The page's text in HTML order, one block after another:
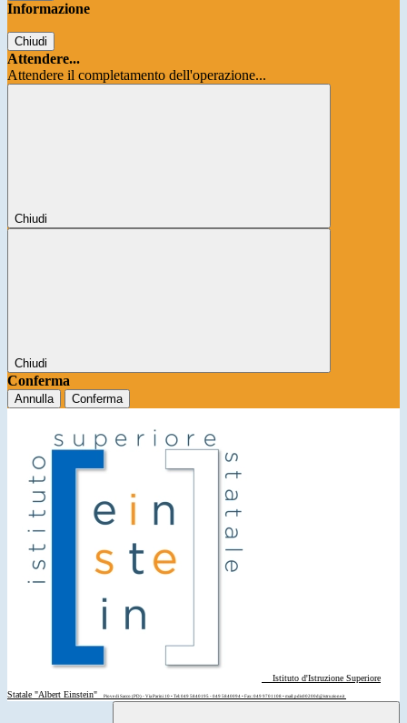
Informazione
Chiudi
Attendere...
Attendere il completamento dell'operazione...
Chiudi
Chiudi
Conferma
Annulla Conferma
Istituto d'Istruzione Superiore
Statale "Albert Einstein"
Piove di Sacco (PD) - Via Parini 10 • Tel: 049 5840195 - 049 5840094 • Fax: 049 9701108 • mail: pdis00200d@istruzione.it